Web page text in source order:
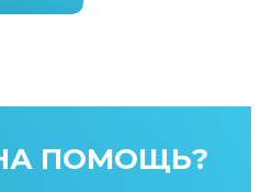
ПОМОЩЬ?